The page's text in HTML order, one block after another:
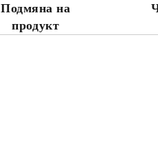
Подмяна на
продукт